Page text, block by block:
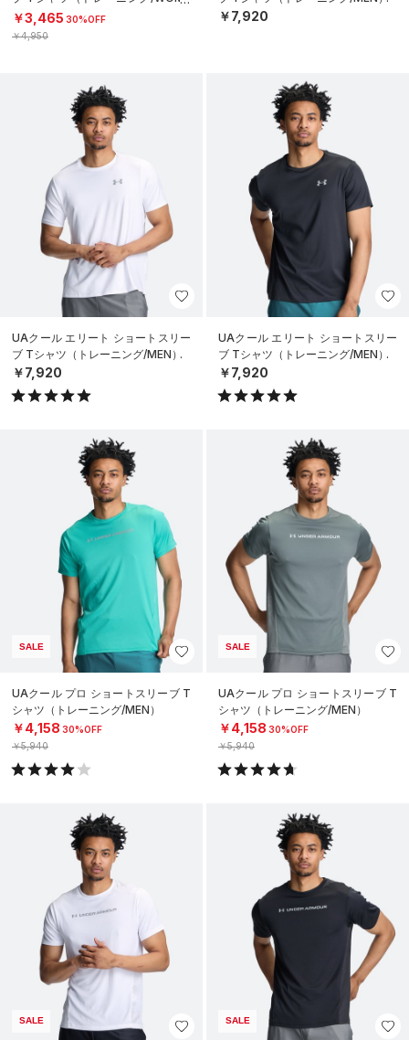
N）
￥3,465 30%OFF
￥4,950
￥7,920
UAクール エリート ショートスリー
ブ Tシャツ（トレーニング/MEN）
￥7,920
UAクール エリート ショートスリー
ブ Tシャツ（トレーニング/MEN）
￥7,920
SALE
UAクール プロ ショートスリーブ T
シャツ（トレーニング/MEN）
￥4,158 30%OFF
￥5,940
SALE
UAクール プロ ショートスリーブ T
シャツ（トレーニング/MEN）
￥4,158 30%OFF
￥5,940
SALE SALE